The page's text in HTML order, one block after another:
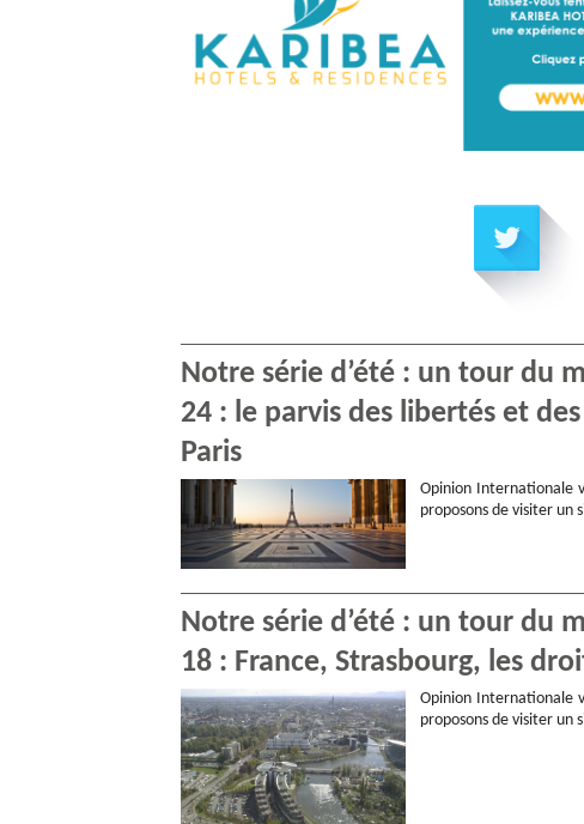
Notre série d’été : un tour du
24 : le parvis des libertés et
Paris
Opinion Internationale
proposons de visiter un
Notre série d’été : un tour du
18 : France, Strasbourg, les
Opinion Internationale
proposons de visiter un